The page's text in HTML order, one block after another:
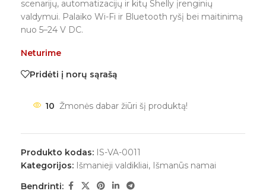
scenarijų, automatizacijų ir kitų Shelly įrenginių
valdymui. Palaiko Wi-Fi ir Bluetooth ryšį bei maitinimą
nuo 5–24 V DC.
Neturime
Pridėti į norų sąrašą
10 Žmonės dabar žiūri šį produktą!
Produkto kodas: IS-VA-0011
Kategorijos: Išmanieji valdikliai, Išmanūs namai
Bendrinti: